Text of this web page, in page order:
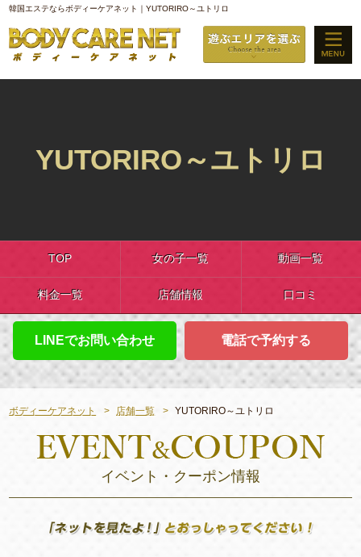
韓国エステならボディーケアネット｜YUTORIRO～ユトリロ
YUTORIRO～ユトリロ
TOP 女の子一覧 動画一覧
料金一覧 店舗情報 口コミ
LINEでお問い合わせ 電話で予約する
ボディーケアネット 店舗一覧 YUTORIRO～ユトリロ
イベント・クーポン情報